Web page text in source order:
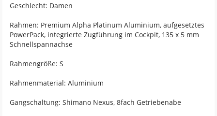
Geschlecht: Damen
Rahmen: Premium Alpha Platinum Aluminium, aufgesetztes
PowerPack, integrierte Zugführung im Cockpit, 135 x 5 mm
Schnellspannachse
Rahmengröße: S
Rahmenmaterial: Aluminium
Gangschaltung: Shimano Nexus, 8fach Getriebenabe